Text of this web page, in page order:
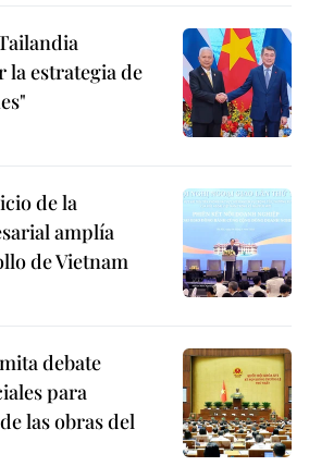
estrategia de
de la
amplía
de Vietnam
debate
para
las obras del